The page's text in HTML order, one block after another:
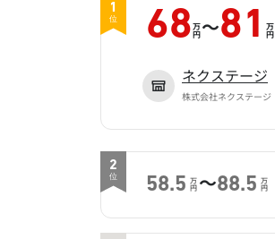
1
位 68万
円～81 万
円
ネクステージ
株式会社ネクステージ
2
位 58.5 万
円 ～88.5 万
円